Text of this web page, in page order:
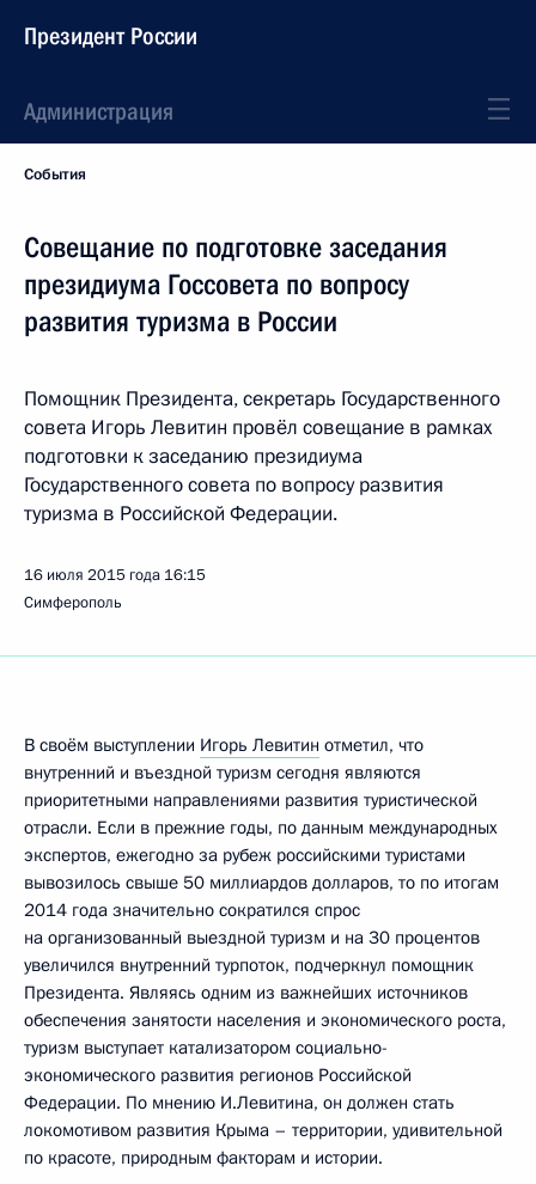
Президент России
Администрация
События
Совещание по подготовке заседания
президиума Госсовета по вопросу
развития туризма в России
Помощник Президента, секретарь Государственного
совета Игорь Левитин провёл совещание в рамках
подготовки к заседанию президиума
Государственного совета по вопросу развития
туризма в Российской Федерации.
16 июля 2015 года 16:15
Симферополь
В своём выступлении Игорь Левитин отметил, что
внутренний и въездной туризм сегодня являются
приоритетными направлениями развития туристической
отрасли. Если в прежние годы, по данным международных
экспертов, ежегодно за рубеж российскими туристами
вывозилось свыше 50 миллиардов долларов, то по итогам
2014 года значительно сократился спрос
на организованный выездной туризм и на 30 процентов
увеличился внутренний турпоток, подчеркнул помощник
Президента. Являясь одним из важнейших источников
обеспечения занятости населения и экономического роста,
туризм выступает катализатором социально-
экономического развития регионов Российской
Федерации. По мнению И.Левитина, он должен стать
локомотивом развития Крыма – территории, удивительной
по красоте, природным факторам и истории.